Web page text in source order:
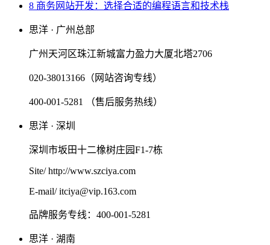
8 商务网站开发：选择合适的编程语言和技术栈
思洋 · 广州总部
广州天河区珠江新城富力盈力大厦北塔2706
020-38013166（网站咨询专线）
400-001-5281 （售后服务热线）
思洋 · 深圳
深圳市坂田十二橡树庄园F1-7栋
Site/ http://www.szciya.com
E-mail/ itciya@vip.163.com
品牌服务专线：400-001-5281
思洋 · 湖南